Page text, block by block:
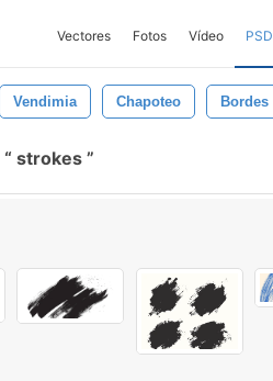
Vectores Fotos Vídeo PSD
Vendimia Chapoteo Bordes
strokes